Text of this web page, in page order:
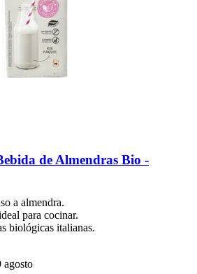
de Almendras Bio -​
a almendra.
para cocinar.
biológicas italianas.
agosto